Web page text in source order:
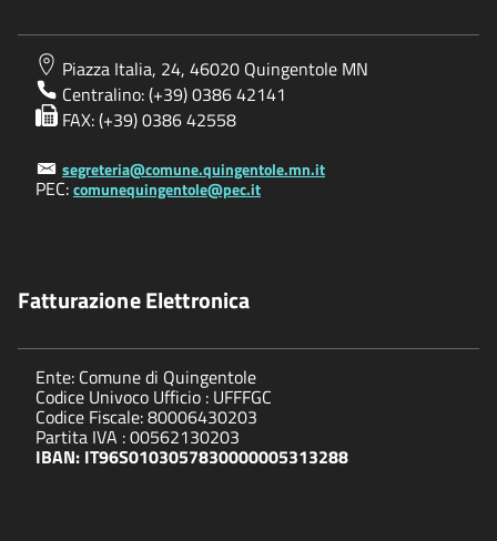
Piazza Italia, 24, 46020 Quingentole MN
Centralino: (+39) 0386 42141
FAX: (+39) 0386 42558
segreteria@comune.quingentole.mn.it
PEC:comunequingentole@pec.it
Fatturazione Elettronica
Ente: Comune di Quingentole
Codice Univoco Ufficio : UFFFGC
Codice Fiscale: 80006430203
Partita IVA : 00562130203
IBAN: IT96S0103057830000005313288